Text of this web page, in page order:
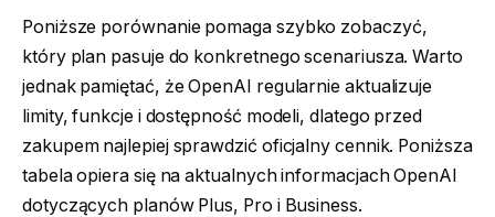
Poniższe porównanie pomaga szybko zobaczyć,
który plan pasuje do konkretnego scenariusza. Warto
jednak pamiętać, że OpenAI regularnie aktualizuje
limity, funkcje i dostępność modeli, dlatego przed
zakupem najlepiej sprawdzić oficjalny cennik. Poniższa
tabela opiera się na aktualnych informacjach OpenAI
dotyczących planów Plus, Pro i Business.